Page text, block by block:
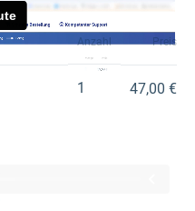
Anzahl Preis
1 47,00 €